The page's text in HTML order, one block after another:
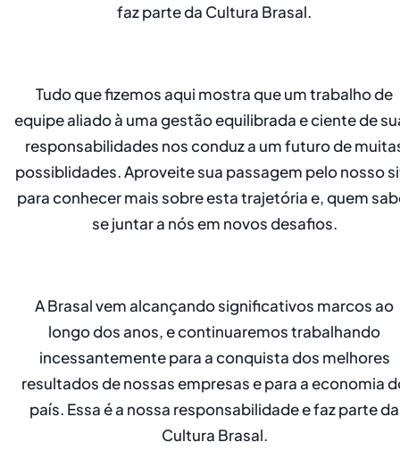
faz parte da Cultura Brasal.
Tudo que fizemos aqui mostra que um trabalho de
equipe aliado à uma gestão equilibrada e ciente de
responsabilidades nos conduz a um futuro de
possiblidades. Aproveite sua passagem pelo nosso
para conhecer mais sobre esta trajetória e, quem
se juntar a nós em novos desafios.
A Brasal vem alcançando significativos marcos ao
longo dos anos, e continuaremos trabalhando
incessantemente para a conquista dos melhores
resultados de nossas empresas e para a economia
país. Essa é a nossa responsabilidade e faz parte da
Cultura Brasal.